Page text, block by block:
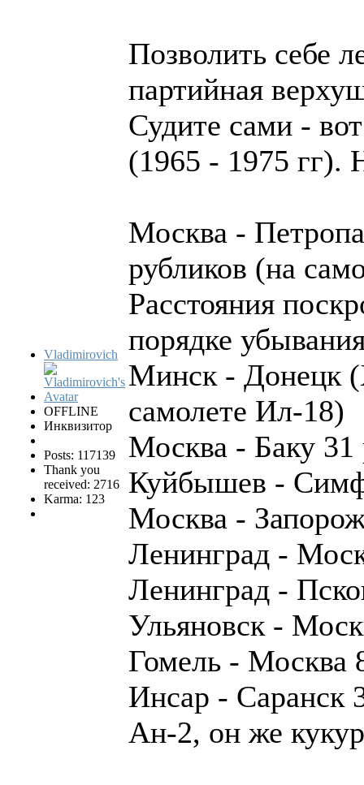
Vladimirovich
OFFLINE
Инквизитор
Posts: 117139
Thank you
received: 2716
Karma: 123
Позволить себе
партийная
Судите сами -
(1965 - 1975 гг).
Москва -
рубликов (на
Расстояния
порядке
Минск - Донецк
самолете Ил-18)
Москва - Баку 31
Куйбышев -
Москва -
Ленинград -
Ленинград -
Ульяновск -
Гомель - Москва
Инсар - Саранск
Ан-2, он же